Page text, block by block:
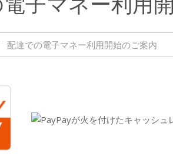
配達での電子マネー利用開始のご案内